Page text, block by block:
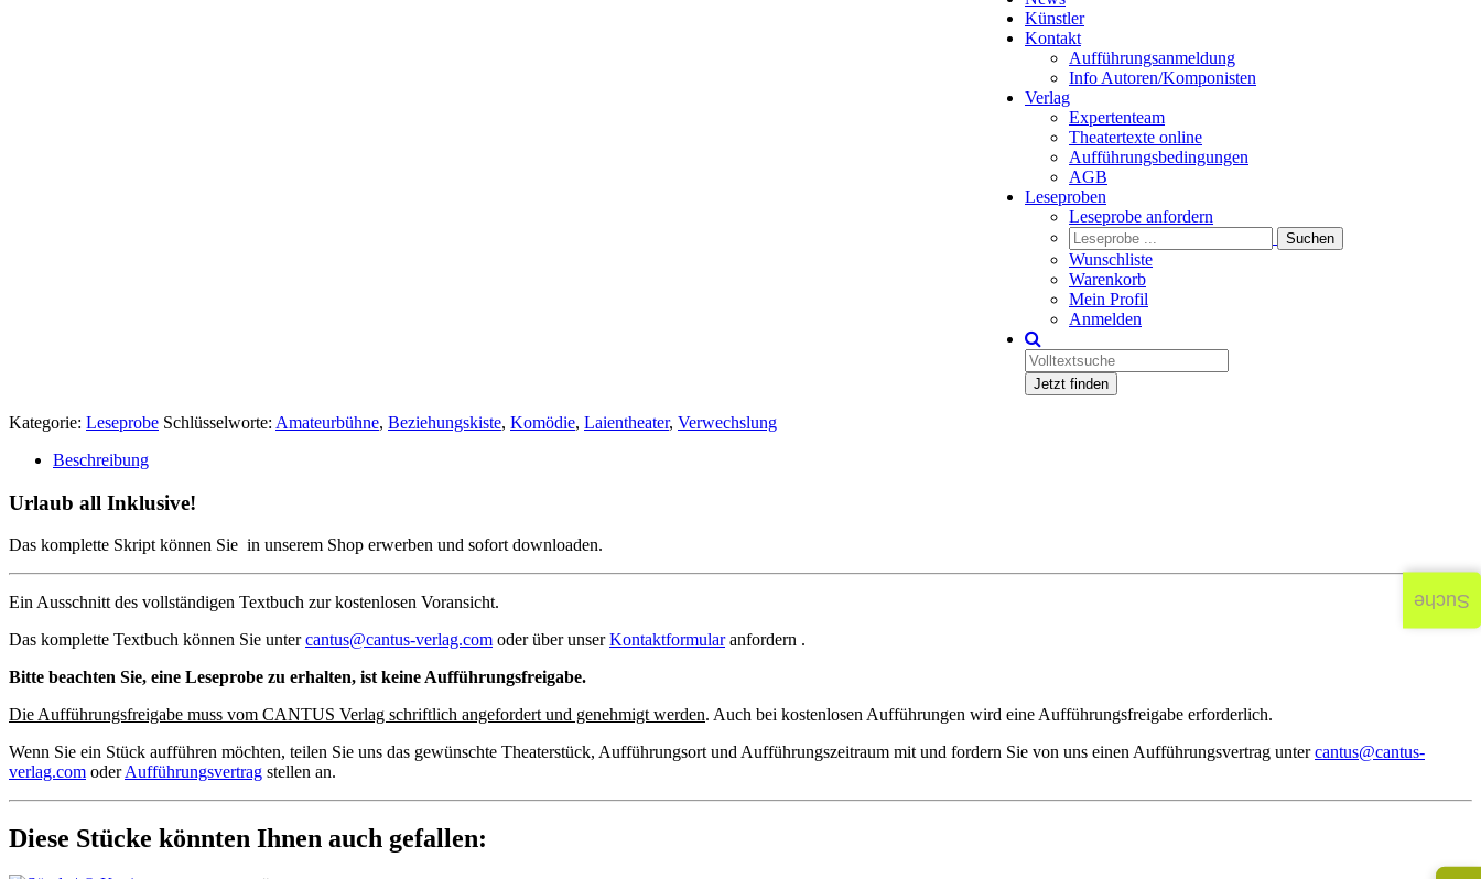
Künstler
Kontakt
Aufführungsanmeldung
Info Autoren/Komponisten
Verlag
Expertenteam
Theatertexte online
Aufführungsbedingungen
AGB
Leseproben
Leseprobe anfordern
Wunschliste
Warenkorb
Mein Profil
Anmelden
Jetzt finden
Kategorie: Leseprobe Schlüsselworte: Amateurbühne, Beziehungskiste, Komödie, Laientheater, Verwechslung
Beschreibung
Urlaub all Inklusive!
Das komplette Skript können Sie in unserem Shop erwerben und sofort downloaden.
Ein Ausschnitt des vollständigen Textbuch zur kostenlosen Voransicht.
Das komplette Textbuch können Sie untercantus@cantus-verlag.com oder über unserKontaktformularanfordern .
Bitte beachten Sie, eine Leseprobe zu erhalten, ist keine Aufführungsfreigabe.
Die Aufführungsfreigabe muss vom CANTUS Verlag schriftlich angefordert und genehmigt werden. Auch bei kostenlosen Aufführungen wird eine Aufführungsfreigabe erforderlich.
Wenn Sie ein Stück aufführen möchten, teilen Sie uns das gewünschte Theaterstück, Aufführungsort und Aufführungszeitraum mit und fordern Sie von uns einen Aufführungsvertrag untercantus@cantus-
verlag.com oderAufführungsvertrag stellen an.
Diese Stücke könnten Ihnen auch gefallen:
Suche